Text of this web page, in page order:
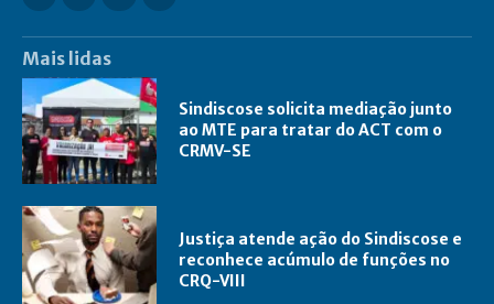
Mais lidas
Sindiscose solicita mediação junto
ao MTE para tratar do ACT com o
CRMV-SE
Justiça atende ação do Sindiscose e
reconhece acúmulo de funções no
CRQ-VIII